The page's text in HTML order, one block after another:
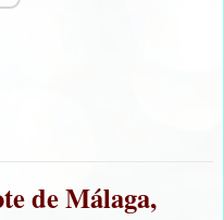
de Málaga,